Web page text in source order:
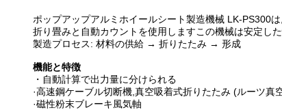
ポップアップアルミホイールシート製造機械 LK-PS300
折り畳みと自動カウントを使用しますこの機械は安定し
製造プロセス: 材料の供給 → 折りたたみ → 形成
機能と特徴
・自動計算で出力量に分けられる
·高速鋼ケーブル切断機,真空吸着式折りたたみ (ルーツ真
·磁性粉末ブレーキ風気軸